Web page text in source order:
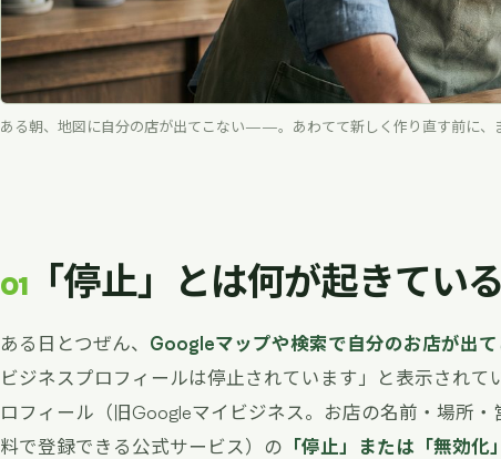
ある朝、地図に自分の店が出てこない——。あわてて新しく作り直す前に、
01「停止」とは何が起きてい
ある日とつぜん、 Googleマップや検索で自分のお店が出て
ビジネスプロフィールは停止されています」と表示され
ロフィール（旧Googleマイビジネス。お店の名前・場所
料で登録できる公式サービス）の 「停止」または「無効化」